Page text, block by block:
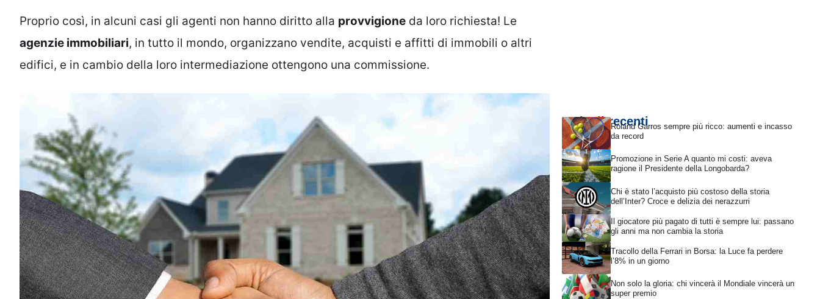
Proprio così, in alcuni casi gli agenti non hanno diritto alla provvigione da loro richiesta! Le
agenzie immobiliari, in tutto il mondo, organizzano vendite, acquisti e affitti di immobili o altri
edifici, e in cambio della loro intermediazione ottengono una commissione.
Articoli recentiRoland Garros sempre più ricco: aumenti e incasso
da record
Promozione in Serie A quanto mi costi: aveva
ragione il Presidente della Longobarda?
Chi è stato l’acquisto più costoso della storia
dell’Inter? Croce e delizia dei nerazzurri
Il giocatore più pagato di tutti è sempre lui: passano
gli anni ma non cambia la storia
Tracollo della Ferrari in Borsa: la Luce fa perdere
l’8% in un giorno
Non solo la gloria: chi vincerà il Mondiale vincerà un
super premio